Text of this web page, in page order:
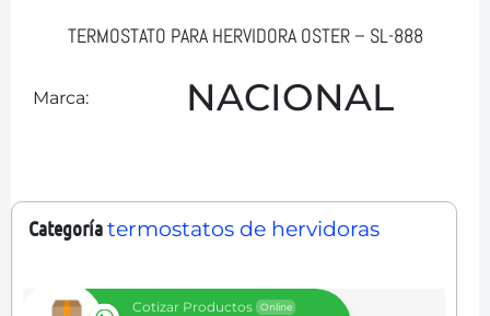
TERMOSTATO PARA HERVIDORA OSTER – SL-888
Marca: NACIONAL
Categoríatermostatos de hervidoras
Cotizar Productos Online